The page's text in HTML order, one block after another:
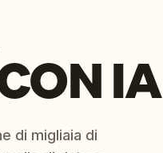
IA
di migliaia di